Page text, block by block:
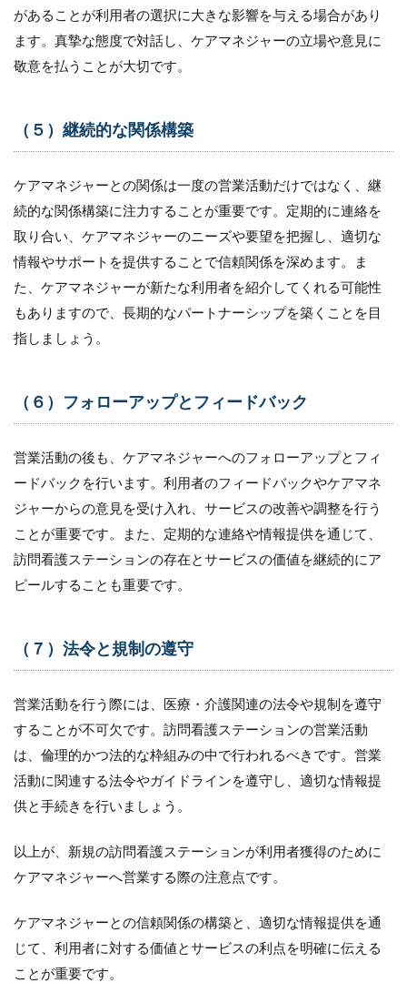
の
強
み
を
伝
ケ
ネ
ャ
ー
の
営
ア
プ
方
法
5.1
ターゲ
ット利
用者の
特定
（２）
査と競
合分析
（３）
強みを
アピー
ルする
資料や
ツール
の作成
5.4
継続的
ケティ
動
6
があることが利用者の選択に大きな影響を与える場合があり
ます。真摯な態度で対話し、ケアマネジャーの立場や意見に
敬意を払うことが大切です。
（５）継続的な関係構築
ケアマネジャーとの関係は一度の営業活動だけではなく、継
続的な関係構築に注力することが重要です。定期的に連絡を
取り合い、ケアマネジャーのニーズや要望を把握し、適切な
情報やサポートを提供することで信頼関係を深めます。ま
た、ケアマネジャーが新たな利用者を紹介してくれる可能性
もありますので、長期的なパートナーシップを築くことを目
指しましょう。
（６）フォローアップとフィードバック
営業活動の後も、ケアマネジャーへのフォローアップとフィ
ードバックを行います。利用者のフィードバックやケアマネ
ジャーからの意見を受け入れ、サービスの改善や調整を行う
ことが重要です。また、定期的な連絡や情報提供を通じて、
訪問看護ステーションの存在とサービスの価値を継続的にア
ピールすることも重要です。
（７）法令と規制の遵守
営業活動を行う際には、医療・介護関連の法令や規制を遵守
することが不可欠です。訪問看護ステーションの営業活動
は、倫理的かつ法的な枠組みの中で行われるべきです。営業
活動に関連する法令やガイドラインを遵守し、適切な情報提
供と手続きを行いましょう。
以上が、新規の訪問看護ステーションが利用者獲得のために
ケアマネジャーへ営業する際の注意点です。
ケアマネジャーとの信頼関係の構築と、適切な情報提供を通
じて、利用者に対する価値とサービスの利点を明確に伝える
ことが重要です。